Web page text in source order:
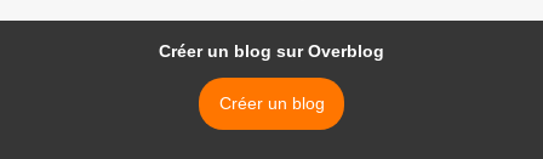
Créer un blog sur Overblog
Créer un blog